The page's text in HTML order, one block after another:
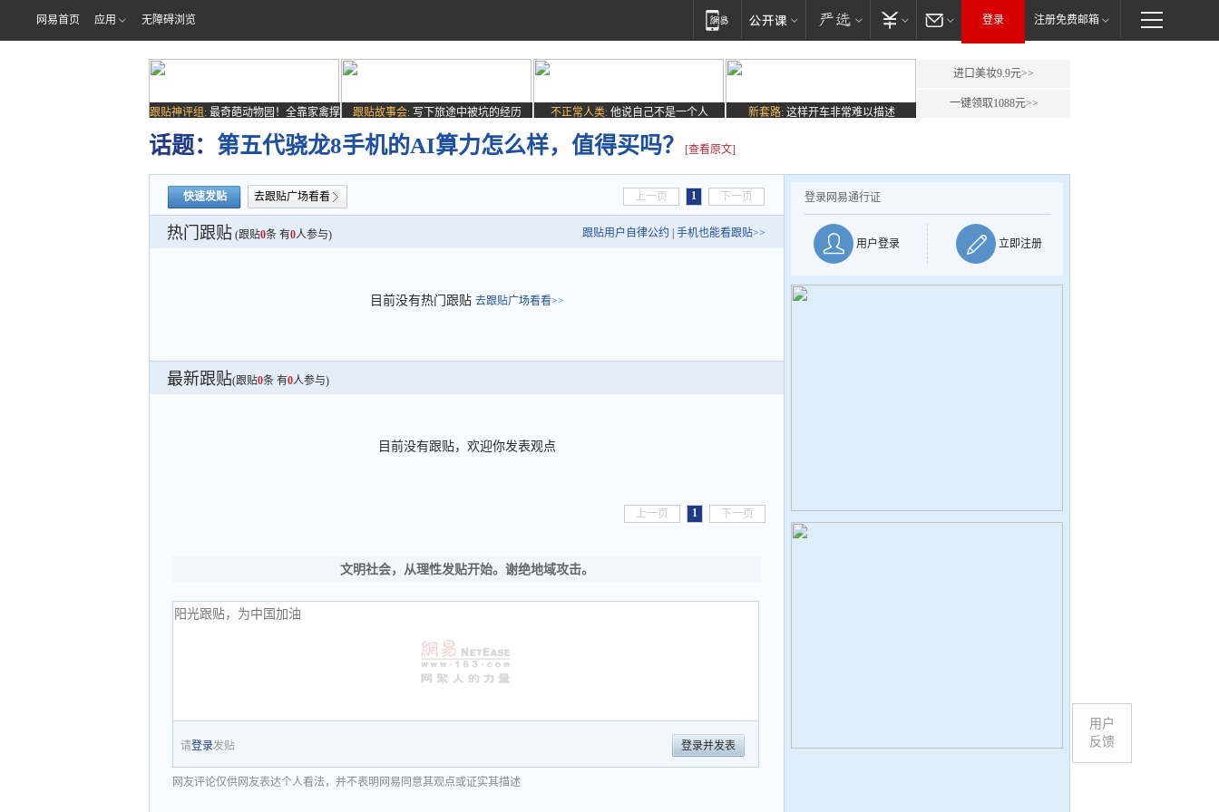
网易首页 应用 无障碍浏览 登录 注册免费邮箱
跟贴神评组: 最奇葩动物园！全靠家禽撑
场子
跟贴故事会: 写下旅途中被坑的经历 不正常人类: 他说自己不是一个人 新套路: 这样开车非常难以描述
进口美妆9.9元>>
一键领取1088元>>
话题： 第五代骁龙8手机的AI算力怎么样，值得买吗？ [查看原文]
快速发贴 去跟贴广场看看 上一页 1 下一页
热门跟贴 (跟贴0条 有0人参与) 跟贴用户自律公约 手机也能看跟贴>>
目前没有热门跟贴 去跟贴广场看看>>
最新跟贴(跟贴0条 有0人参与)
目前没有跟贴，欢迎你发表观点
上一页 1 下一页
文明社会，从理性发贴开始。谢绝地域攻击。
请登录发贴 登录并发表
网友评论仅供网友表达个人看法，并不表明网易同意其观点或证实其描述
登录网易通行证
用户登录 立即注册
用户
反馈